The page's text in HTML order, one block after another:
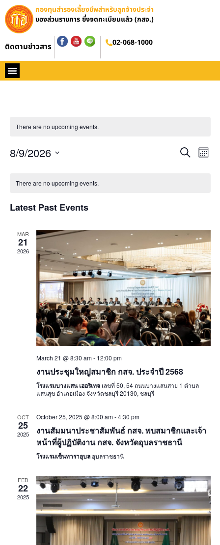
กองทุนสำรองเลี้ยงชีพสำหรับลูกจ้างประจำ
ของส่วนราชการ ซึ่งจดทะเบียนแล้ว (กสจ.)
ติดตามข่าวสาร 02-068-1000
There are no upcoming events.
Search
8/9/2026
Calendar
Events
There are no upcoming events.
Latest Past Events
MAR
21
2026
March 21 @ 8:30 am- 12:00 pm
งานประชุมใหญ่สมาชิก กสจ. ประจำปี 2568
โรงแรมบางแสน เฮอริเทจ เลขที่ 50, 54 ถนนบางแสนสาย 1 ตำบล
แสนสุข อำเภอเมือง จังหวัดชลบุรี 20130, ชลบุรี
OCT
25
2025
October 25, 2025 @ 8:00 am-4:30 pm
งานสัมมนาประชาสัมพันธ์ กสจ. พบสมาชิกและเจ้า
หน้าที่ผู้ปฏิบัติงาน กสจ. จังหวัดอุบลราชธานี
โรงแรมเซ็นทาราอุบล อุบลราชธานี
FEB
22
2025